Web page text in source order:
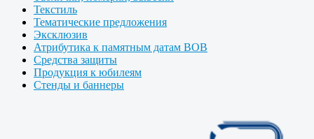
Текстиль
Тематические предложения
Эксклюзив
Атрибутика к памятным датам ВОВ
Средства защиты
Продукция к юбилеям
Стенды и баннеры